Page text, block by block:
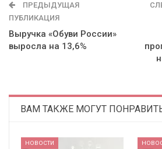
ПРЕДЫДУЩАЯ
ПУБЛИКАЦИЯ
Выручка «Обуви России»
выросла на 13,6%
ВАМ ТАКЖЕ МОГУТ
НОВОСТИ